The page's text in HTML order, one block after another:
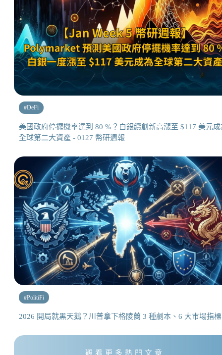
#DeFi
美國政府停擺機率達到 80 %？白銀續創新高漲至 $117 美元成
全球第二大資產 - 0127 幣研週報
#PolitiFi
2026 開局就黑天鵝？川普拿下格陵蘭 3 種劇本、6 大市場指標
觀看更多熱門文章